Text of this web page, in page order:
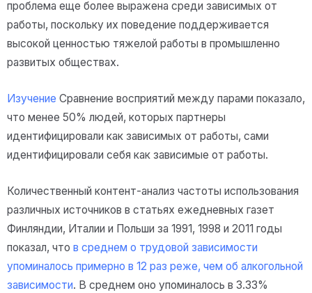
проблема еще более выражена среди зависимых от
работы, поскольку их поведение поддерживается
высокой ценностью тяжелой работы в промышленно
развитых обществах.
Изучение Сравнение восприятий между парами показало,
что менее 50% людей, которых партнеры
идентифицировали как зависимых от работы, сами
идентифицировали себя как зависимые от работы.
Количественный контент-анализ частоты использования
различных источников в статьях ежедневных газет
Финляндии, Италии и Польши за 1991, 1998 и 2011 годы
показал, что в среднем о трудовой зависимости
упоминалось примерно в 12 раз реже, чем об алкогольной
зависимости. В среднем оно упоминалось в 3.33%